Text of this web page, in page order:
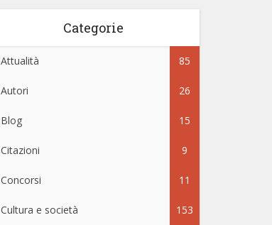
Categorie
Attualità 85
Autori 26
Blog 15
Citazioni 9
Concorsi 11
Cultura e società 153